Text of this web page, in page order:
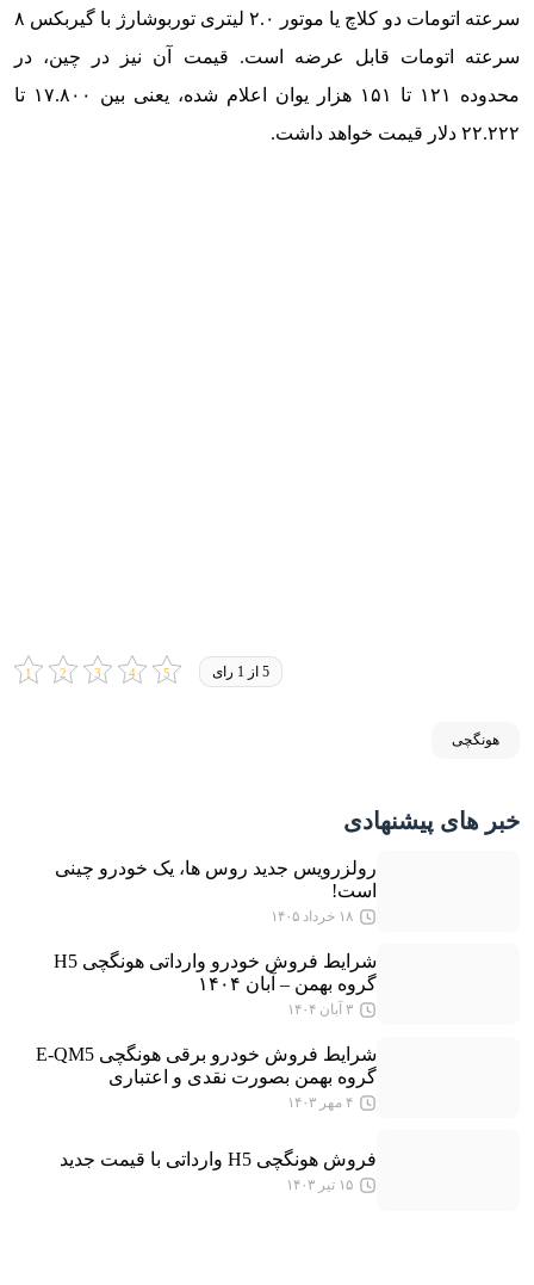
سرعته اتومات دو کلاچ یا موتور ۲.۰ لیتری توربوشارژ با گیربکس ۸
سرعته اتومات قابل عرضه است. قیمت آن نیز در چین، در
محدوده ۱۲۱ تا ۱۵۱ هزار یوان اعلام شده، یعنی بین ۱۷.۸۰۰ تا
۲۲.۲۲۲ دلار قیمت خواهد داشت.
5 از 1 رای
هونگچی
خبر های پیشنهادی
رولزرویس جدید روس ها، یک خودرو چینی
است!
۱۸ خرداد ۱۴۰۵
شرایط فروش خودرو وارداتی هونگچی H5
گروه بهمن – آبان ۱۴۰۴
۳ آبان ۱۴۰۴
شرایط فروش خودرو برقی هونگچی E-QM5
گروه بهمن بصورت نقدی و اعتباری
۴ مهر ۱۴۰۳
فروش هونگچی H5 وارداتی با قیمت جدید
۱۵ تیر ۱۴۰۳